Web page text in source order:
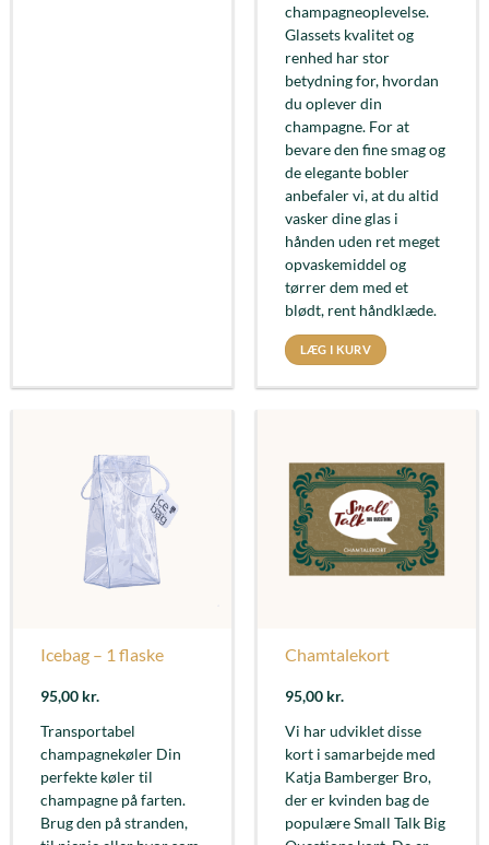
champagneoplevelse.
Glassets kvalitet og
renhed har stor
betydning for, hvordan
du oplever din
champagne. For at
bevare den fine smag og
de elegante bobler
anbefaler vi, at du altid
vasker dine glas i
hånden uden ret meget
opvaskemiddel og
tørrer dem med et
blødt, rent håndklæde.
LÆG I KURV
Icebag – 1 flaske
95,00 kr.
Transportabel
champagnekøler Din
perfekte køler til
champagne på farten.
Brug den på stranden,
Chamtalekort
95,00 kr.
Vi har udviklet disse
kort i samarbejde med
Katja Bamberger Bro,
der er kvinden bag de
populære Small Talk Big